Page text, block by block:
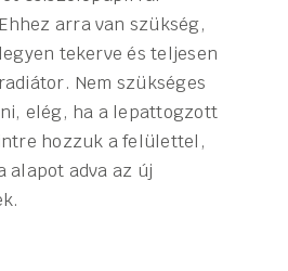
arra van szükség,
tekerve és teljesen
Nem szükséges
elég, ha a lepattogzott
hozzuk a felülettel,
alapot adva az új